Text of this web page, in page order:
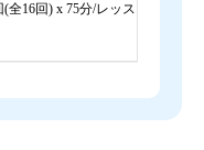
(全16回) x 75分/レッス